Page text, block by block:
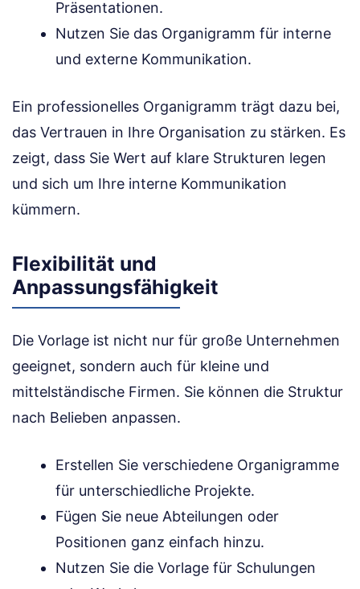
Präsentationen.
Nutzen Sie das Organigramm für interne
und externe Kommunikation.
Ein professionelles Organigramm trägt dazu bei,
das Vertrauen in Ihre Organisation zu stärken. Es
zeigt, dass Sie Wert auf klare Strukturen legen
und sich um Ihre interne Kommunikation
kümmern.
Flexibilität und
Anpassungsfähigkeit
Die Vorlage ist nicht nur für große Unternehmen
geeignet, sondern auch für kleine und
mittelständische Firmen. Sie können die Struktur
nach Belieben anpassen.
Erstellen Sie verschiedene Organigramme
für unterschiedliche Projekte.
Fügen Sie neue Abteilungen oder
Positionen ganz einfach hinzu.
Nutzen Sie die Vorlage für Schulungen